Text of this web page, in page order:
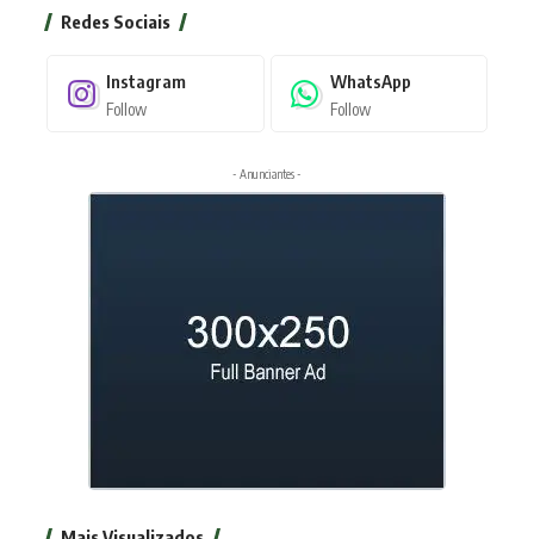
Redes Sociais
Instagram
Follow
WhatsApp
Follow
- Anunciantes -